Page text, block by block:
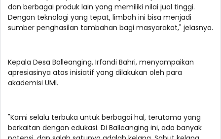
dan berbagai produk lain yang memiliki nilai jual tinggi.
Dengan teknologi yang tepat, limbah ini bisa menjadi
sumber penghasilan tambahan bagi masyarakat," jelasnya.
Kepala Desa Balleanging, Irfandi Bahri, menyampaikan
apresiasinya atas inisiatif yang dilakukan oleh para
akademisi UMI.
"Kami selalu terbuka untuk berbagai hal, terutama yang
berkaitan dengan edukasi. Di Balleanging ini, ada banyak